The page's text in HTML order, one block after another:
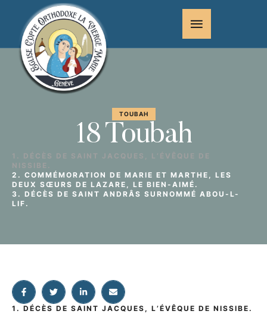
TOUBAH
18 Toubah
1. DÉCÈS DE SAINT JACQUES, L’ÉVÊQUE DE
NISSIBE.
2. COMMÉMORATION DE MARIE ET MARTHE, LES
DEUX SŒURS DE LAZARE, LE BIEN-AIMÉ.
3. DÉCÈS DE SAINT ANDRÂS SURNOMMÉ ABOU-L-
LIF.
1. DÉCÈS DE SAINT JACQUES, L’ÉVÊQUE DE NISSIBE.